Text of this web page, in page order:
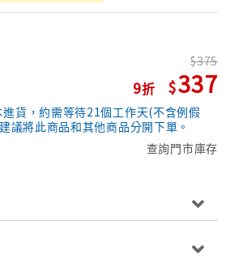
9
375
337
貨，約需等待21個工作天(不含例假
議將此商品和其他商品分開下單。
查詢門市庫存